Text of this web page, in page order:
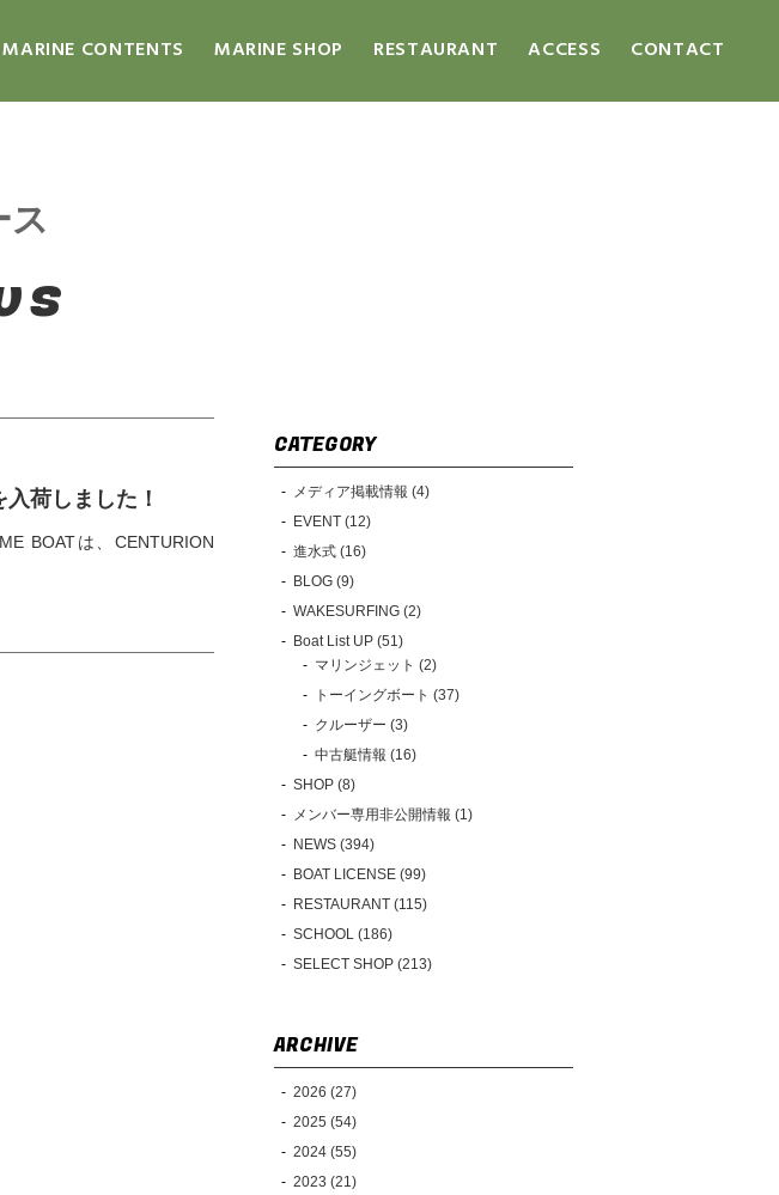
MARINE CONTENTS MARINE SHOP RESTAURANT ACCESS CONTACT
ス
荷しました！
BOATは、CENTURION
CATEGORY
メディア掲載情報 (4)
EVENT (12)
進水式 (16)
BLOG (9)
WAKESURFING (2)
Boat List UP (51)
マリンジェット (2)
トーイングボート (37)
クルーザー (3)
中古艇情報 (16)
SHOP (8)
メンバー専用非公開情報 (1)
NEWS (394)
BOAT LICENSE (99)
RESTAURANT (115)
SCHOOL (186)
SELECT SHOP (213)
ARCHIVE
2026 (27)
2025 (54)
2024 (55)
2023 (21)